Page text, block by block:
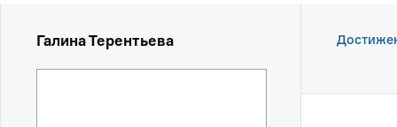
Галина Терентьева